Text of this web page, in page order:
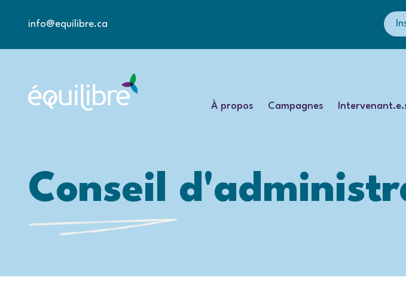
info@equilibre.ca
À propos Campagnes
Conseil